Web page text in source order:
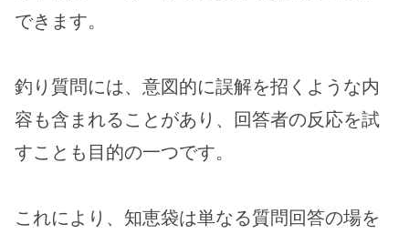
できます。
釣り質問には、意図的に誤解を招くような内
容も含まれることがあり、回答者の反応を試
すことも目的の一つです。
これにより、知恵袋は単なる質問回答の場を